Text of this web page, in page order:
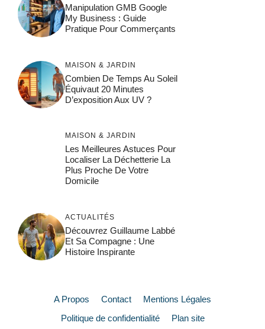
Manipulation GMB Google
My Business : Guide
Pratique Pour Commerçants
MAISON & JARDIN
Combien De Temps Au Soleil
Équivaut 20 Minutes
D’exposition Aux UV ?
MAISON & JARDIN
Les Meilleures Astuces Pour
Localiser La Déchetterie La
Plus Proche De Votre
Domicile
ACTUALITÉS
Découvrez Guillaume Labbé
Et Sa Compagne : Une
Histoire Inspirante
A Propos Contact
Mentions Légales
Politique de confidentialité
Plan site